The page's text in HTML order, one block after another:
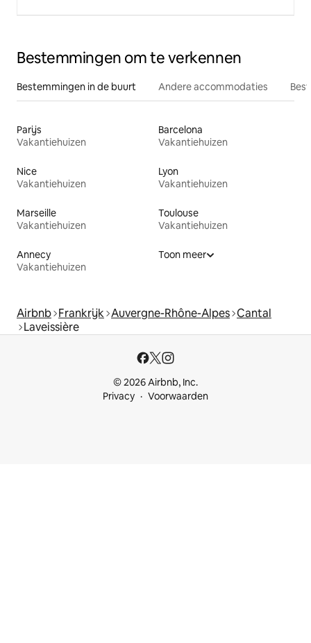
Bestemmingen om te verkennen
Bestemmingen in de buurt Andere accommodaties
Parijs
Vakantiehuizen
Barcelona
Vakantiehuizen
Nice
Vakantiehuizen
Lyon
Vakantiehuizen
Marseille
Vakantiehuizen
Toulouse
Vakantiehuizen
Annecy
Vakantiehuizen
Toon meer
Airbnb Frankrijk Auvergne-Rhône-Alpes Cantal
Laveissière
© 2026 Airbnb, Inc.
Privacy
Voorwaarden